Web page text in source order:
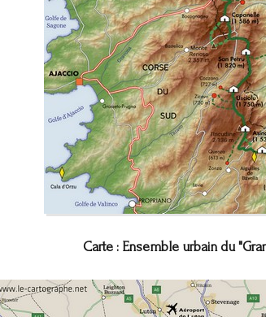
Carte : Ensemble urbain du